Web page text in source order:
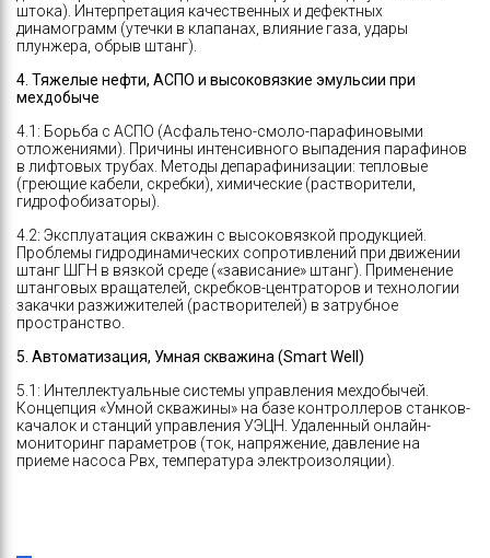
штока). Интерпретация качественных и дефектных
динамограмм (утечки в клапанах, влияние газа, удары
плунжера, обрыв штанг).
4. Тяжелые нефти, АСПО и высоковязкие эмульсии при
мехдобыче
4.1: Борьба с АСПО (Асфальтено-смоло-парафиновыми
отложениями). Причины интенсивного выпадения парафинов
в лифтовых трубах. Методы депарафинизации: тепловые
(греющие кабели, скребки), химические (растворители,
гидрофобизаторы).
4.2: Эксплуатация скважин с высоковязкой продукцией.
Проблемы гидродинамических сопротивлений при движении
штанг ШГН в вязкой среде («зависание» штанг). Применение
штанговых вращателей, скребков-центраторов и технологии
закачки разжижителей (растворителей) в затрубное
пространство.
5. Автоматизация, Умная скважина (Smart Well)
5.1: Интеллектуальные системы управления мехдобычей.
Концепция «Умной скважины» на базе контроллеров станков-
качалок и станций управления УЭЦН. Удаленный онлайн-
мониторинг параметров (ток, напряжение, давление на
приеме насоса Рвх, температура электроизоляции).